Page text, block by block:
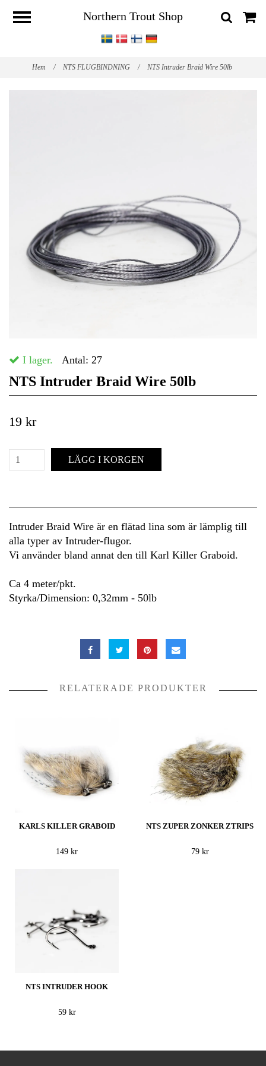
Northern Trout Shop
Hem / NTS FLUGBINDNING / NTS Intruder Braid Wire 50lb
I lager. Antal: 27
NTS Intruder Braid Wire 50lb
19 kr
LÄGG I KORGEN
Intruder Braid Wire är en flätad lina som är lämplig till
alla typer av Intruder-flugor.
Vi använder bland annat den till Karl Killer Graboid.
Ca 4 meter/pkt.
Styrka/Dimension: 0,32mm - 50lb
RELATERADE PRODUKTER
KARLS KILLER GRABOID
149 kr
NTS ZUPER ZONKER ZTRIPS
79 kr
NTS INTRUDER HOOK
59 kr